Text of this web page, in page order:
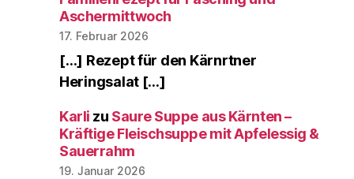
Aschermittwoch
17. Februar 2026
[…] Rezept für den Kärnrtner
Heringsalat […]
Karli zu Saure Suppe aus Kärnten –
Kräftige Fleischsuppe mit Apfelessig &
Sauerrahm
19. Januar 2026